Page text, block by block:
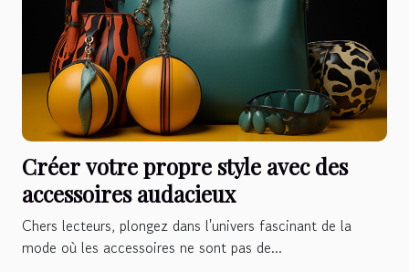
Créer votre propre style avec des
accessoires audacieux
Chers lecteurs, plongez dans l'univers fascinant de la
mode où les accessoires ne sont pas de...